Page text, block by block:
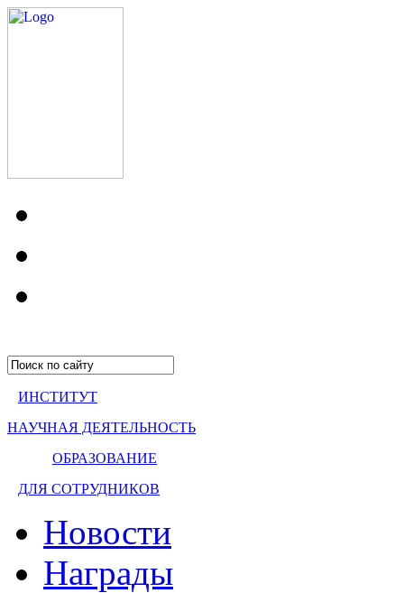
ИНСТИТУТ
НАУЧНАЯ ДЕЯТЕЛЬНОСТЬ
ОБРАЗОВАНИЕ
ДЛЯ СОТРУДНИКОВ
Новости
Награды